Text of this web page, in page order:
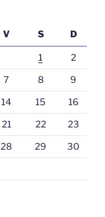
V S D
1 2
7 8 9
14 15 16
21 22 23
28 29 30